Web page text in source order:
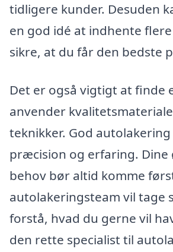
tidligere kunder. Desuden
en god idé at indhente
sikre, at du får den bedste
Det er også vigtigt at finde
anvender
teknikker. God
præcision og erfaring. Dine
behov bør altid komme
autolakeringsteam vil tage
forstå, hvad du gerne vil
den rette specialist til